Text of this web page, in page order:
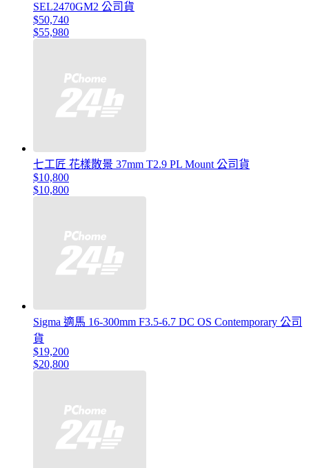
SEL2470GM2 公司貨
$50,740
$55,980
七工匠 花樣散景 37mm T2.9 PL Mount 公司貨
$10,800
$10,800
Sigma 適馬 16-300mm F3.5-6.7 DC OS Contemporary 公司
貨
$19,200
$20,800